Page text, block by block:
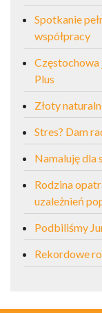
Spotkanie
współpracy
Częstochowa
Plus
Złoty
Stres? Dam
Namaluję dla
Rodzina
uzależnień
Podbiliśmy
Rekordowe